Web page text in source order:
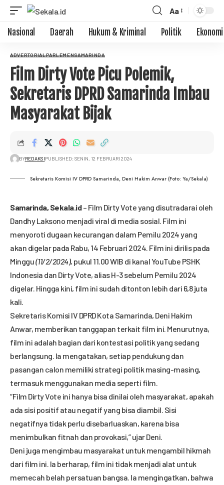
Aa
Nasional Daerah Hukum & Kriminal Politik Ekonomi
ADVERTORIALPARLEMENSAMARINDA
Film Dirty Vote Picu Polemik,
Sekretaris DPRD Samarinda Imbau
Masyarakat Bijak
BYREDAKSIPUBLISHED: SENIN, 12 FEBRUARI 2024
Sekretaris Komisi IV DPRD Samarinda, Deni Hakim Anwar (Foto: Ya/Sekala)
Samarinda, Sekala.id– Film Dirty Vote yang disutradarai oleh
Dandhy Laksono menjadi viral di media sosial. Film ini
menyoroti dugaan kecurangan dalam Pemilu 2024 yang
akan digelar pada Rabu, 14 Februari 2024. Film ini dirilis pada
Minggu(11/2/2024), pukul 11.00 WIB di kanal YouTube PSHK
Indonesia dan Dirty Vote, alias H-3 sebelum Pemilu 2024
digelar. Hingga kini, film ini sudah ditonton lebih dari 6,8 juta
kali.
Sekretaris Komisi IV DPRD Kota Samarinda, Deni Hakim
Anwar, memberikan tanggapan terkait film ini. Menurutnya,
film ini adalah bagian dari kontestasi politik yang sedang
berlangsung. Ia mengatakan, setiap pendukung dan
pasangan calon memiliki strategi politik masing-masing,
termasuk menggunakan media seperti film.
“Film Dirty Vote ini hanya bisa dinilai oleh masyarakat, apakah
ada sisi positif atau negatif yang bisa diambil. Sisi
negatifnya tidak perlu disebarluaskan, karena bisa
menimbulkan fitnah dan provokasi,” ujar Deni.
Deni juga mengimbau masyarakat untuk mengambil hikmah
dari film ini. Ia berharap, film ini tidak menjadi alat untuk
memecah belah persatuan bangsa. Ia mengingatkan, bahwa